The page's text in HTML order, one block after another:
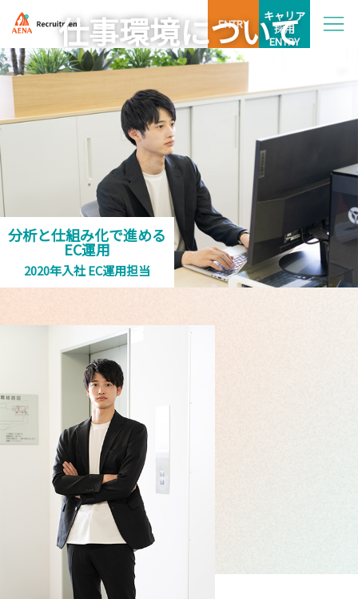
ENTRY
キャリア
採用
ENTRY
仕事環境について
キャリアパス
分析と仕組み化で進める
EC運用
2020年入社 EC運用担当